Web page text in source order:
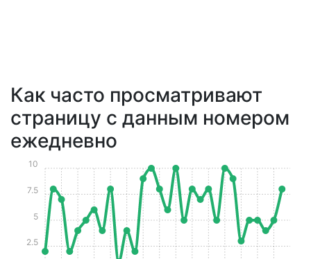
Как часто просматривают
страницу с данным номером
ежедневно
2.5
5
7.5
10